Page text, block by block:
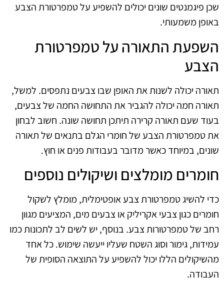
שכן פיגמנטים שונים יכולים להשפיע על טמפרטורת הצבע
באופן משמעותי.
השפעת התאורה על טמפרטורת
הצבע
תאורה יכולה לשנות את האופן שבו צבעים נתפסים. למשל,
תאורה חמה יכולה להגביר את התחושה החמה של צבעים,
בעוד שעם תאורה קרירה תיתכן תחושה שונה. חשוב לבחון
את טמפרטורת הצבע של חומרי הגלם בתנאים של תאורה
שונים, במיוחד כאשר מדובר בעבודות פנים או חוץ.
חומרים מומלצים ושיקולים נוספים
כדי להשיג טמפרטורת צבע אופטימלית, מומלץ לשקול
חומרים כגון צבעי אקריליק או צבעים מים, המציעים מגוון
רחב של טמפרטורות צבע. בנוסף, יש לשים לב לתכונות כמו
עמידות, גימור וסוג השטח שעליו ייעשה שימוש. כל אחד
מהשיקולים הללו יכול להשפיע על התוצאה הסופית של
העבודה.